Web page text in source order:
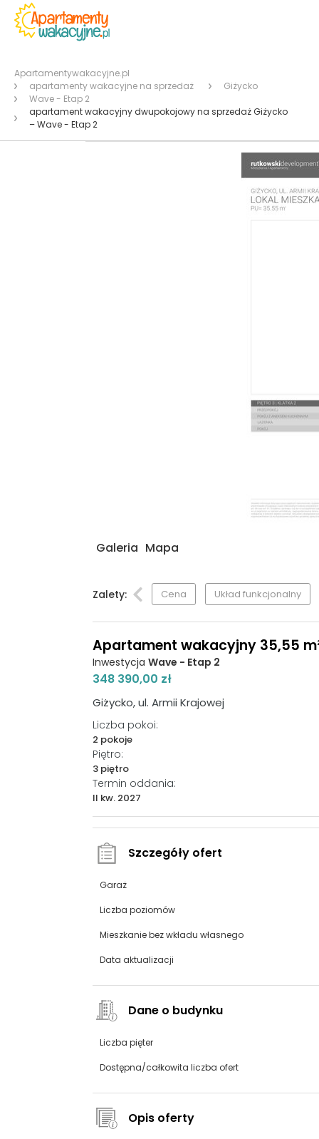
Apartamentywakacyjne.pl
apartamenty wakacyjne na sprzedaż
Giżycko
Wave - Etap 2
apartament wakacyjny dwupokojowy na sprzedaż Giżycko
– Wave - Etap 2
Galeria Mapa
Zalety: Cena Układ funkcjonalny
Apartament wakacyjny 35,55
Inwestycja Wave - Etap 2
348 390,00 zł
Giżycko, ul. Armii Krajowej
Liczba pokoi:
2 pokoje
Piętro:
3 piętro
Termin oddania:
II kw. 2027
Szczegóły ofert
Garaż
Liczba poziomów
Mieszkanie bez wkładu własnego
Data aktualizacji
Dane o budynku
Liczba pięter
Dostępna/całkowita liczba ofert
Opis oferty